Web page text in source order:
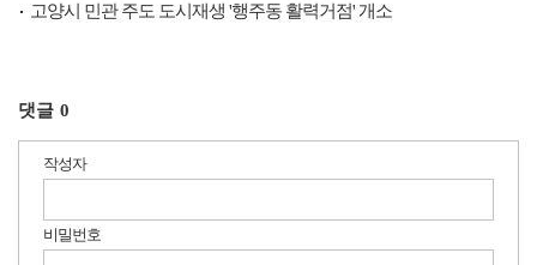
고양시 민관 주도 도시재생 '행주동 활력거점' 개소
댓글 0
작성자
비밀번호